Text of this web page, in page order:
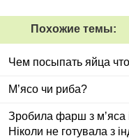
Похожие темы:
Чем посыпать яйца
М’ясо чи риба?
Зробила фарш з мʼяса
Ніколи не готувала з